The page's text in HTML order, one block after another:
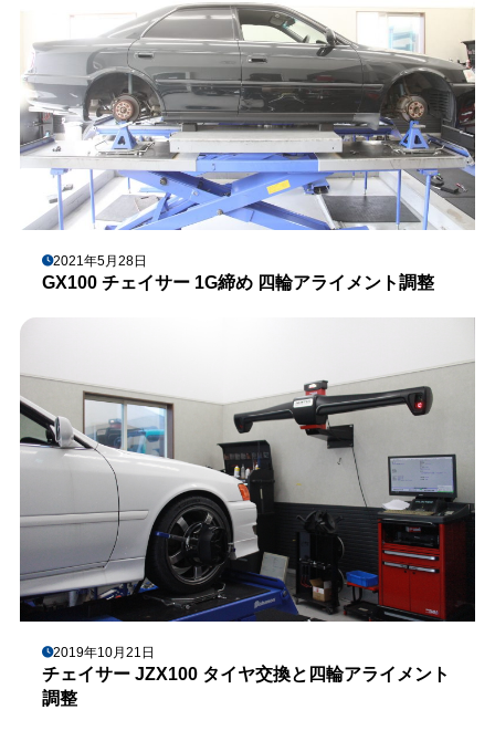
2021年5月28日
GX100 チェイサー 1G締め 四輪アライメント調整
2019年10月21日
チェイサー JZX100 タイヤ交換と四輪アライメント
調整